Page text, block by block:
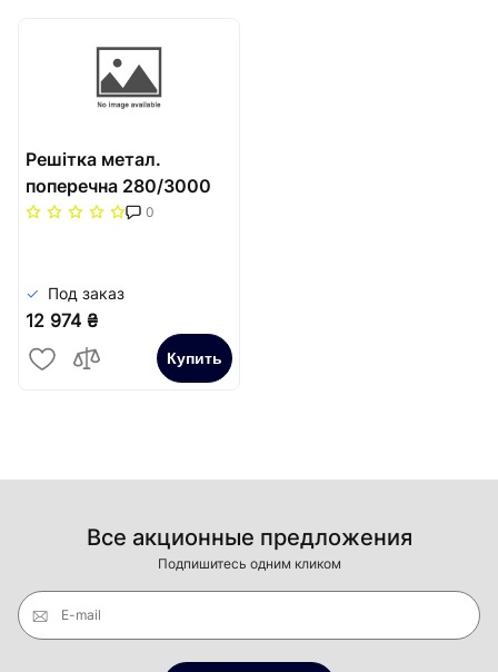
Решітка метал.
поперечна 280/3000
Carrera Сатин0
Под заказ
12 974 ₴
Купить
Все акционные предложения
Подпишитесь одним кликом
E-mail